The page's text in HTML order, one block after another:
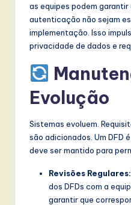
as equipes podem
autenticação não sejam
implementação. Isso
privacidade de dados e
Evolução
Sistemas evoluem.
são adicionados. Um DFD
deve ser mantido para
Revisões Regulares:
dos DFDs com a
garantir que